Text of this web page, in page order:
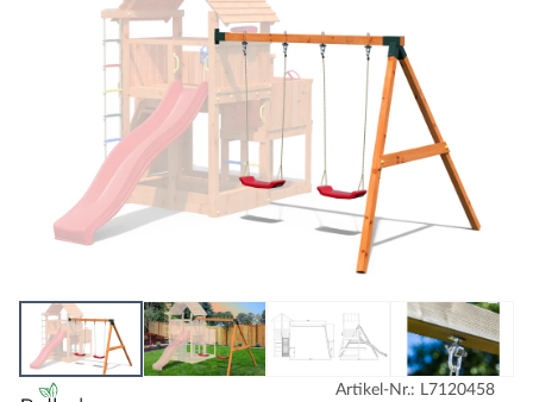
Artikel-Nr.: L7120458